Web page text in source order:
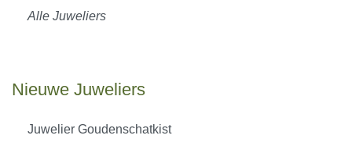
Alle Juweliers
Nieuwe Juweliers
Juwelier Goudenschatkist